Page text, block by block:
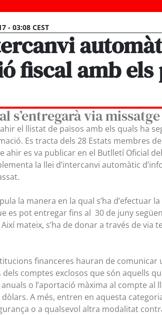
- 03:08 CEST
fiscal amb els
s’entregarà via
el llistat de països amb els quals ha
Es tracta dels 28 Estats membres
ahir es va publicar en el Butlletí Oficial
la llei d’intercanvi automàtic
la manera en la qual s’ha d’efectuar
es pot entregar fins al 30 de juny
mateix, s’ha de donar a través de via
financeres hauran de comunicar
comptes exclosos que són aquells
o l’aportació màxima al compte al
A més, entren en aquesta
o a qualsevol altra modalitat